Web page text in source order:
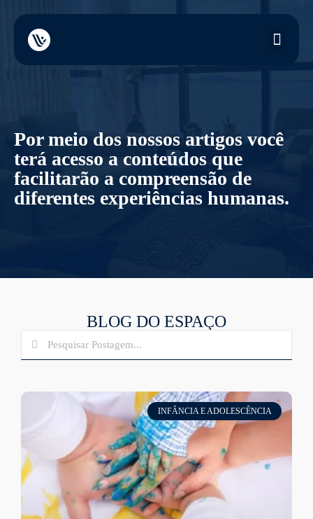
Por meio dos nossos artigos você
terá acesso a conteúdos que
facilitarão a compreensão de
diferentes experiências humanas.
BLOG DO ESPAÇO
INFÂNCIA E ADOLESCÊNCIA